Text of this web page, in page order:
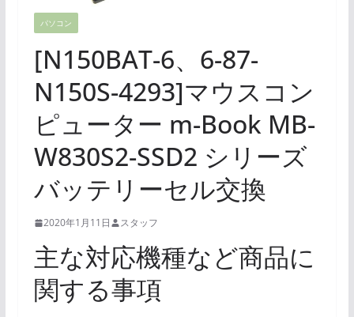
パソコン
[N150BAT-6、6-87-
N150S-4293]マウスコン
ピューター m-Book MB-
W830S2-SSD2 シリーズ
バッテリーセル交換
2020年1月11日 スタッフ
主な対応機種など商品に
関する事項